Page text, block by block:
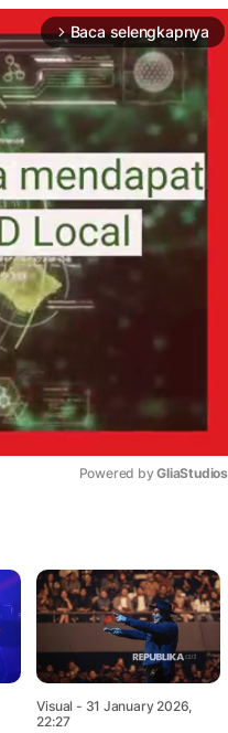
arrow_forward_ios Baca selengkapnya
Powered by GliaStudios
Visual - 31 January 2026,
22:27